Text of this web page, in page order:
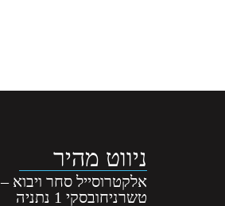
ניווט מהיר
אלקטרוסייל סחר ויבוא –
טשרניחובסקי 1 נתניה